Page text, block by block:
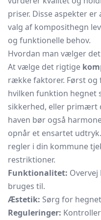
priser. Disse aspekter
valg af komposithegn
og funktionelle behov.
Hvordan man vælger
At vælge det rigtige
række faktorer. Først og
hvilken funktion hegnet
sikkerhed, eller primært
haven bør også
opnår et ensartet
regler i din kommune
restriktioner.
Funktionalitet:
bruges til.
Æstetik: Sørg for
Reguleringer: